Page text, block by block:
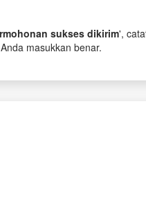
sukses dikirim',
masukkan benar.